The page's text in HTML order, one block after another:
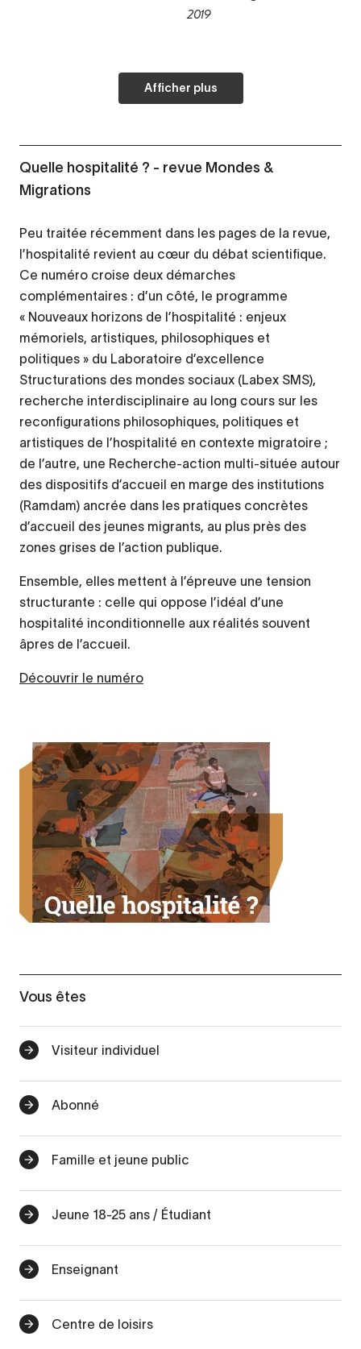
2019
Afficher plus
Quelle hospitalité ? - revue Mondes &
Migrations
Peu traitée récemment dans les pages de la revue,
l’hospitalité revient au cœur du débat scientifique.
Ce numéro croise deux démarches
complémentaires : d’un côté, le programme
« Nouveaux horizons de l’hospitalité : enjeux
mémoriels, artistiques, philosophiques et
politiques » du Laboratoire d’excellence
Structurations des mondes sociaux (Labex SMS),
recherche interdisciplinaire au long cours sur les
reconfigurations philosophiques, politiques et
artistiques de l’hospitalité en contexte migratoire ;
de l’autre, une Recherche-action multi-située autour
des dispositifs d’accueil en marge des institutions
(Ramdam) ancrée dans les pratiques concrètes
d’accueil des jeunes migrants, au plus près des
zones grises de l’action publique.
Ensemble, elles mettent à l’épreuve une tension
structurante : celle qui oppose l’idéal d’une
hospitalité inconditionnelle aux réalités souvent
âpres de l’accueil.
Découvrir le numéro
Vous êtes
Visiteur individuel
Abonné
Famille et jeune public
Jeune 18-25 ans / Étudiant
Enseignant
Centre de loisirs